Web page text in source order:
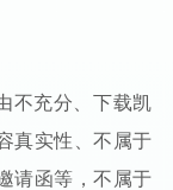
不充分、下载凯
真实性、不属于
请函等，不属于